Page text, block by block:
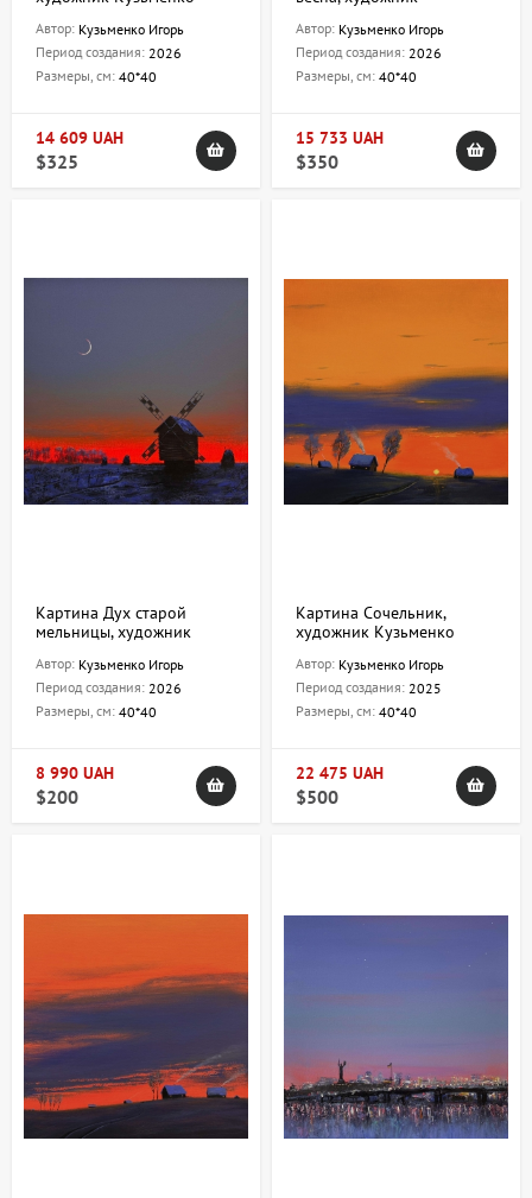
Автор: Кузьменко Игорь
Период создания: 2026
Размеры, см: 40*40
14 609 UAH
$325
Автор: Кузьменко Игорь
Период создания: 2026
Размеры, см: 40*40
15 733 UAH
$350
Картина Дух старой
мельницы, художник
Автор: Кузьменко Игорь
Период создания: 2026
Размеры, см: 40*40
8 990 UAH
$200
Картина Сочельник,
художник Кузьменко
Автор: Кузьменко Игорь
Период создания: 2025
Размеры, см: 40*40
22 475 UAH
$500